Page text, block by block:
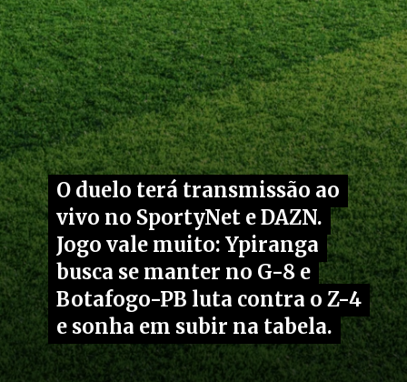
O duelo terá transmissão ao
vivo no SportyNet e DAZN.
Jogo vale muito: Ypiranga
busca se manter no G-8 e
Botafogo-PB luta contra o Z-4
e sonha em subir na tabela.
O duelo terá transmissão ao
vivo no SportyNet e DAZN.
Jogo vale muito: Ypiranga
busca se manter no G-8 e
Botafogo-PB luta contra o Z-4
e sonha em subir na tabela.